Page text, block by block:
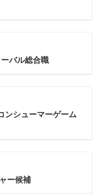
バル総合職
ンシューマーゲーム
ー候補